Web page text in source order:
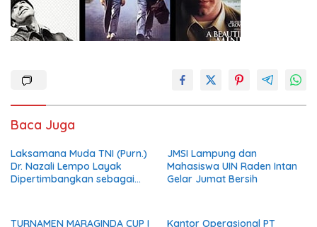
Baca Juga
Laksamana Muda TNI (Purn.)
Dr. Nazali Lempo Layak
Dipertimbangkan sebagai
Berkompromi terhadap
JMSI Lampung dan
Mahasiswa UIN Raden Intan
Gelar Jumat Bersih
TURNAMEN MARAGINDA CUP I
Kantor Operasional PT